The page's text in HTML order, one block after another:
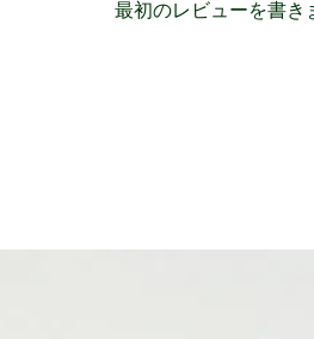
最初のレビューを書き